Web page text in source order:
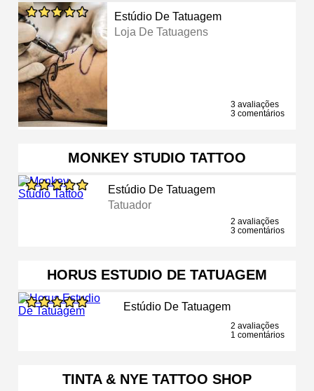
Estúdio De Tatuagem
Loja De Tatuagens
3 avaliações
3 comentários
MONKEY STUDIO TATTOO
Estúdio De Tatuagem
Tatuador
2 avaliações
3 comentários
HORUS ESTUDIO DE TATUAGEM
Estúdio De Tatuagem
2 avaliações
1 comentários
TINTA & NYE TATTOO SHOP